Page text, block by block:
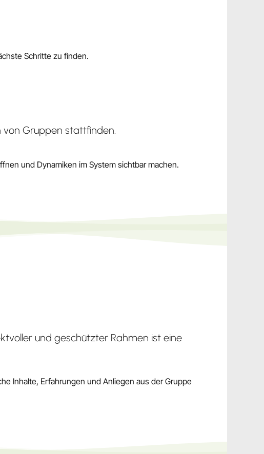
Schritte zu finden.
von Gruppen stattfinden.
und Dynamiken im System sichtbar machen.
und geschützter Rahmen ist eine
Inhalte, Erfahrungen und Anliegen aus der Gruppe